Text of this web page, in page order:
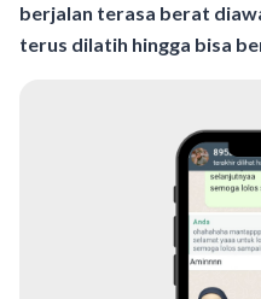
berjalan terasa berat
terus dilatih hingga bisa